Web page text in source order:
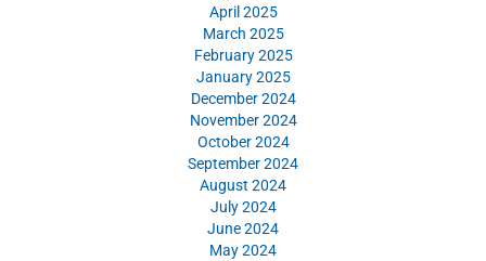
April 2025
March 2025
February 2025
January 2025
December 2024
November 2024
October 2024
September 2024
August 2024
July 2024
June 2024
May 2024